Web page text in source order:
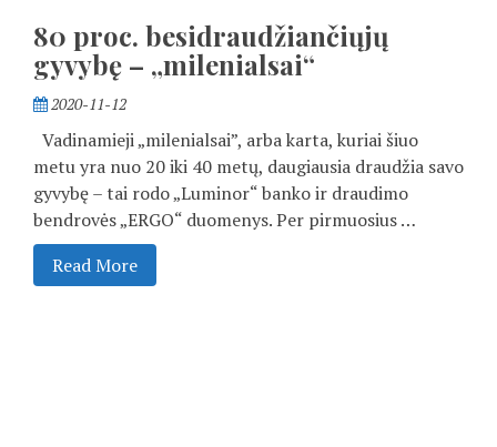
80 proc. besidraudžiančiųjų
gyvybę – „milenialsai“
2020-11-12
Vadinamieji „milenialsai”, arba karta, kuriai šiuo
metu yra nuo 20 iki 40 metų, daugiausia draudžia savo
gyvybę – tai rodo „Luminor“ banko ir draudimo
bendrovės „ERGO“ duomenys. Per pirmuosius …
Read More